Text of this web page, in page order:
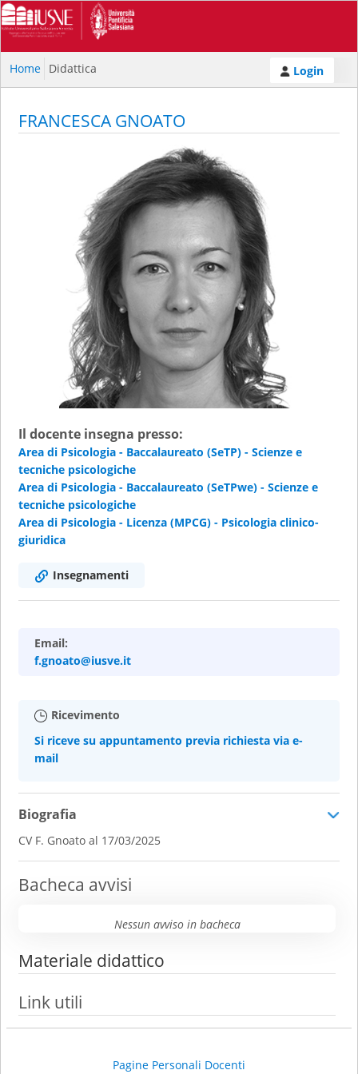
Home Didattica Login
FRANCESCA GNOATO
Il docente insegna presso:
Area di Psicologia - Baccalaureato (SeTP) - Scienze e
tecniche psicologiche
Area di Psicologia - Baccalaureato (SeTPwe) - Scienze e
tecniche psicologiche
Area di Psicologia - Licenza (MPCG) - Psicologia clinico-
giuridica
Insegnamenti
Email:
f.gnoato@iusve.it
Ricevimento
Si riceve su appuntamento previa richiesta via e-
mail
Biografia
CV F. Gnoato al 17/03/2025
Bacheca avvisi
Nessun avviso in bacheca
Materiale didattico
Link utili
Pagine Personali Docenti